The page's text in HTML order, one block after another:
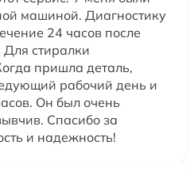
машиной. Диагностику
24 часов после
Для стиралки
пришла деталь,
рабочий день и
Он был очень
Спасибо за
и надежность!